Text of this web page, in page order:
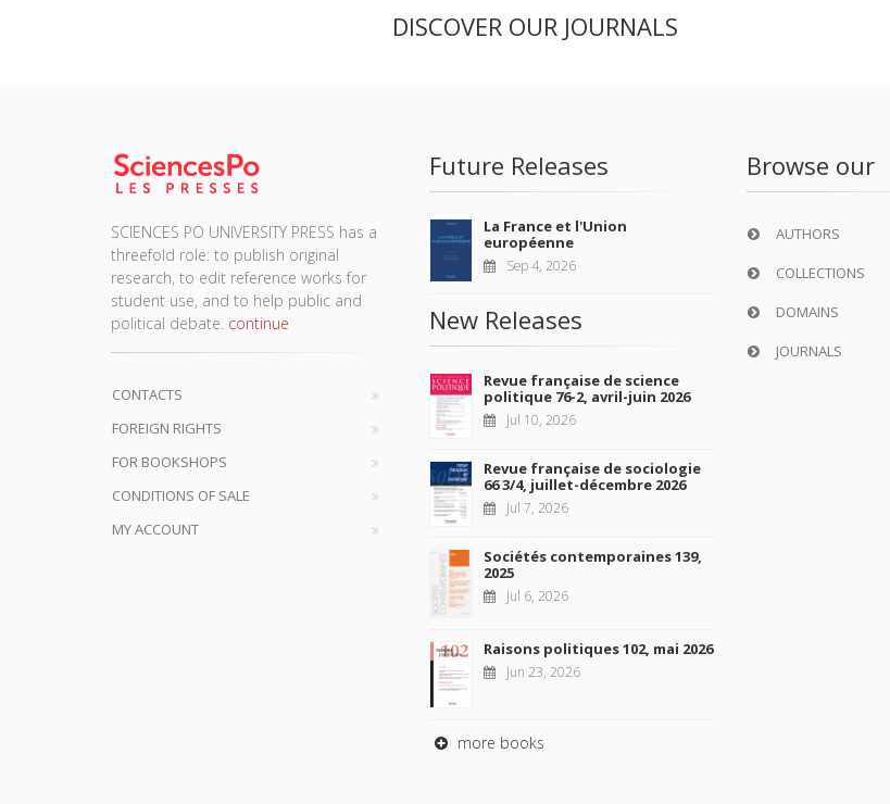
DISCOVER OUR JOURNALS
SCIENCES PO UNIVERSITY PRESS has a
threefold role: to publish original
research, to edit reference works for
student use, and to help public and
political debate. continue
CONTACTS
FOREIGN RIGHTS
FOR BOOKSHOPS
CONDITIONS OF SALE
MY ACCOUNT
Future Releases
La France et l'Union
européenne
Sep 4, 2026
New Releases
Revue française de science
politique 76-2, avril-juin 2026
Jul 10, 2026
Revue française de sociologie
66 3/4, juillet-décembre 2026
Jul 7, 2026
Sociétés contemporaines 139,
2025
Jul 6, 2026
Raisons politiques 102, mai 2026
Jun 23, 2026
more books
Browse our
AUTHORS
COLLECTIONS
DOMAINS
JOURNALS